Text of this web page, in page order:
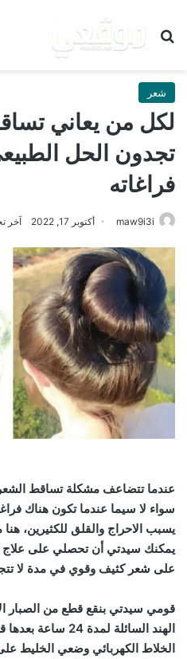
بحث عن
شعر
لكل من يعاني
تجدون الحل
فراغاته
maw9i3i أكتوبر 17, 2022 آخر
عندما تتضاعف مشكلة تساقط
سواء لا سيما عندما تكون هناك
يسبب الاحراج والقلق للكثيرين،
يمكنك سيدتي أن تحصلي على علاج
على شعر كثيف وقوي في مدة لا
قومي سيدتي بنقع قطع من الصبار
الهند السائلة
الخلاط الكهربائي وضعي الخليط